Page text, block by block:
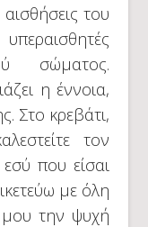
του
σώματος.
η έννοια,
Στο κρεβάτι,
τον
που είσαι
με όλη
την ψυχή